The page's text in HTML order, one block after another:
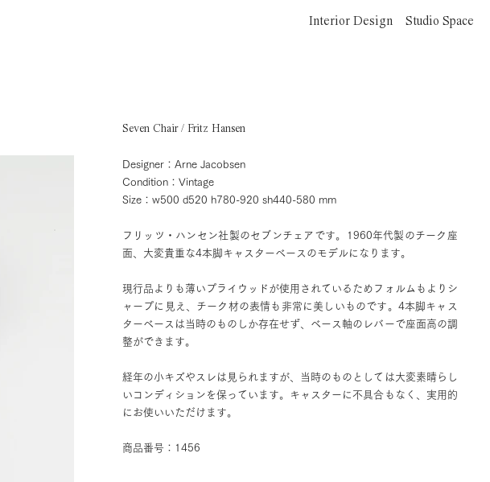
Interior Design Studio Space
Seven Chair / Fritz Hansen
Designer：Arne Jacobsen
Condition：Vintage
Size：w500 d520 h780-920 sh440-580 mm
フリッツ・ハンセン社製のセブンチェアです。1960年代製のチーク座
面、大変貴重な4本脚キャスターベースのモデルになります。
現行品よりも薄いプライウッドが使用されているためフォルムもよりシ
ャープに見え、チーク材の表情も非常に美しいものです。4本脚キャス
ターベースは当時のものしか存在せず、ベース軸のレバーで座面高の調
整ができます。
経年の小キズやスレは見られますが、当時のものとしては大変素晴らし
いコンディションを保っています。キャスターに不具合もなく、実用的
にお使いいただけます。
商品番号：1456